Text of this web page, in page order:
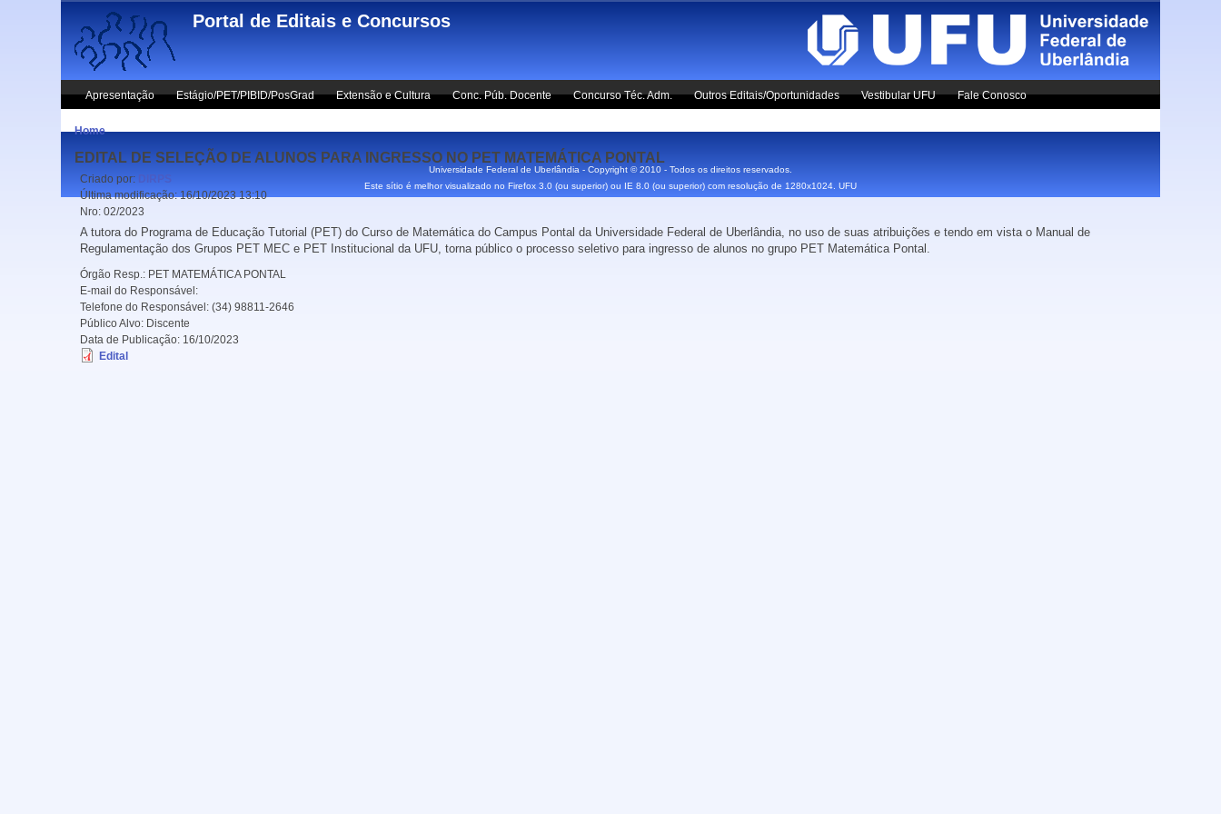
Skip to main content
Portal de Editais e Concursos
Apresentação Estágio/PET/PIBID/PosGrad Extensão e Cultura Conc. Púb. Docente Concurso Téc. Adm. Outros Editais/Oportunidades Vestibular UFU Fale Conosco
Home
EDITAL DE SELEÇÃO DE ALUNOS PARA INGRESSO NO PET MATEMÁTICA PONTAL
Criado por: DIRPS
Última modificação:16/10/2023 13:10
Nro:02/2023
A tutora do Programa de Educação Tutorial (PET) do Curso de Matemática do Campus Pontal da Universidade Federal de Uberlândia, no uso de suas atribuições e tendo em vista o Manual de
Regulamentação dos Grupos PET MEC e PET Institucional da UFU, torna público o processo seletivo para ingresso de alunos no grupo PET Matemática Pontal.
Órgão Resp.: PET MATEMÁTICA PONTAL
E-mail do Responsável:
Telefone do Responsável:(34) 98811-2646
Público Alvo: Discente
Data de Publicação: 16/10/2023
Edital
Universidade Federal de Uberlândia - Copyright © 2010 - Todos os direitos reservados.
Este sítio é melhor visualizado no Firefox 3.0 (ou superior) ou IE 8.0 (ou superior) com resolução de 1280x1024. UFU